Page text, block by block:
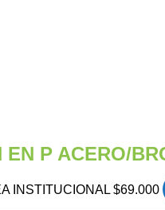
P ACERO/
INSTITUCIONAL $69.000